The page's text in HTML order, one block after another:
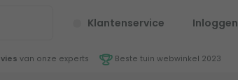
Klantenservice Inloggen
van onze experts Beste tuin webwinkel 2023